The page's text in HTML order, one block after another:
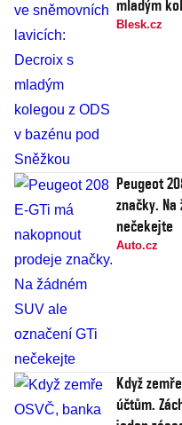
mladým
Blesk.cz
Peugeot
značky. Na
nečekejte
Auto.cz
Když
účtům.